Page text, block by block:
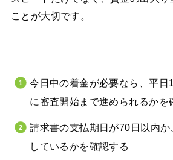
ことが大切です。
今日中の着金が必要なら、平日
に審査開始まで進められるかを
請求書の支払期日が70日以内
しているかを確認する